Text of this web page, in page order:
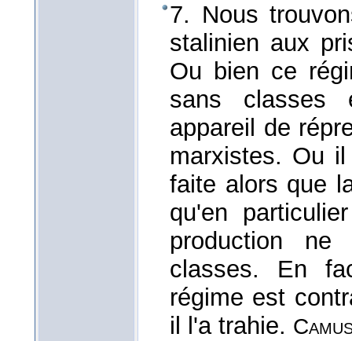
7. Nous
stalinien aux
Ou bien ce
sans classes
appareil de
marxistes. Ou
faite alors que
qu'en
production
classes. En
régime est
il l'a trahie.